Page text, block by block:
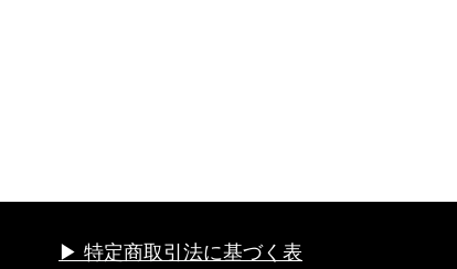
▶︎ 特定商取引法に基づく表